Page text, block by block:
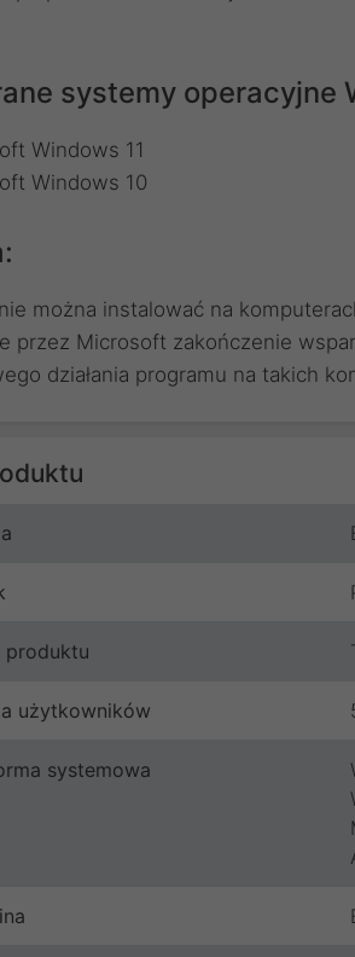
systemy operacyjne
Windows 11
Windows 10
można instalować na
przez Microsoft zakończenie
działania programu na takich
produktu
użytkowników
systemowa